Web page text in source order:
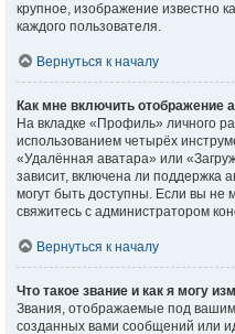
крупное, изображение известно
каждого пользователя.
Вернуться к началу
Как мне включить отображение
На вкладке «Профиль» личного
использованием четырёх
«Удалённая аватара» или
зависит, включена ли поддержка
могут быть доступны. Если вы не
свяжитесь с администратором
Вернуться к началу
Что такое звание и как я могу
Звания, отображаемые под
созданных вами сообщений или